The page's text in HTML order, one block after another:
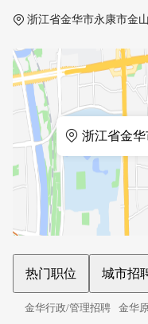
浙江省金华市永康市金
浙江省金
热门职位 城市招
金华行政/管理招聘
金华